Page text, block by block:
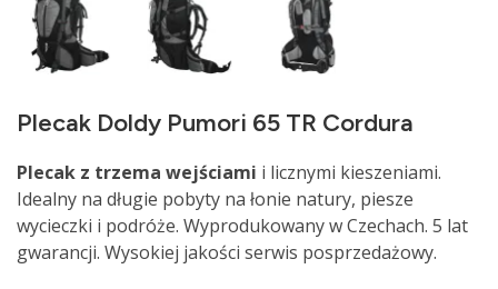
Plecak Doldy Pumori 65 TR Cordura
Plecak z trzema wejściami i licznymi kieszeniami.
Idealny na długie pobyty na łonie natury, piesze
wycieczki i podróże. Wyprodukowany w Czechach. 5 lat
gwarancji. Wysokiej jakości serwis posprzedażowy.